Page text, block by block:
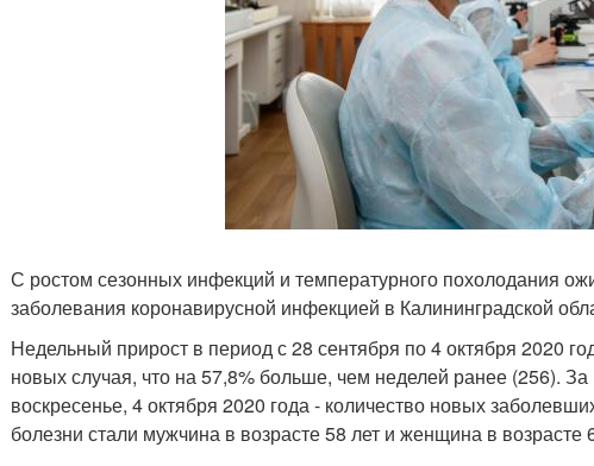
С ростом сезонных инфекций и температурного похолодания
заболевания коронавирусной инфекцией в Калининградской
Недельный прирост в период с 28 сентября по 4 октября 2020
новых случая, что на 57,8% больше, чем неделей ранее (256).
воскресенье, 4 октября 2020 года - количество новых
болезни стали мужчина в возрасте 58 лет и женщина в возрасте